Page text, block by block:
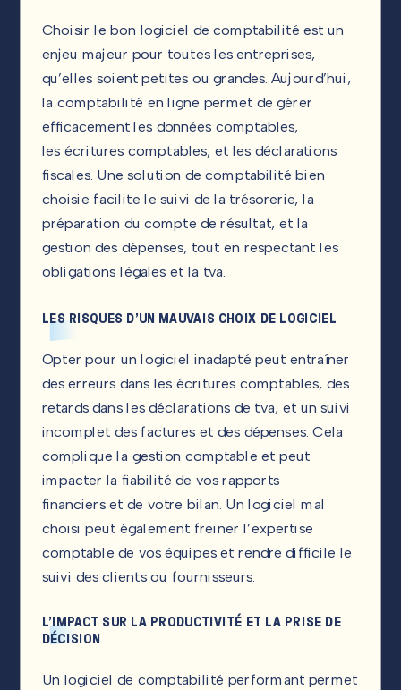
Choisir le bon logiciel de comptabilité est un
enjeu majeur pour toutes les entreprises,
qu’elles soient petites ou grandes. Aujourd’hui,
la comptabilité en ligne permet de gérer
efficacement les données comptables,
les écritures comptables, et les déclarations
fiscales. Une solution de comptabilité bien
choisie facilite le suivi de la trésorerie, la
préparation du compte de résultat, et la
gestion des dépenses, tout en respectant les
obligations légales et la tva.
LES RISQUES D’UN MAUVAIS CHOIX DE LOGICIEL
Opter pour un logiciel inadapté peut entraîner
des erreurs dans les écritures comptables, des
retards dans les déclarations de tva, et un suivi
incomplet des factures et des dépenses. Cela
complique la gestion comptable et peut
impacter la fiabilité de vos rapports
financiers et de votre bilan. Un logiciel mal
choisi peut également freiner l’expertise
comptable de vos équipes et rendre difficile le
suivi des clients ou fournisseurs.
L’IMPACT SUR LA PRODUCTIVITÉ ET LA PRISE DE
DÉCISION
Un logiciel de comptabilité performant permet